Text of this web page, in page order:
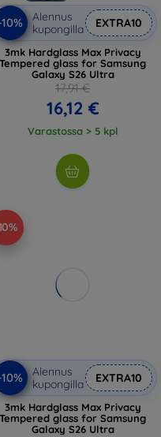
Alennus
kupongilla
EXTRA10
3mk Hardglass Max Privacy
Tempered glass for Samsung
Galaxy S26 Ultra
17,91 €
16,12 €
Varastossa > 5 kpl
Alennus
kupongilla
EXTRA10
3mk Hardglass Max Privacy
Tempered glass for Samsung
Galaxy S26 Ultra